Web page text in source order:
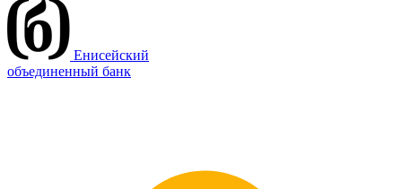
Енисейский
объединенный банк